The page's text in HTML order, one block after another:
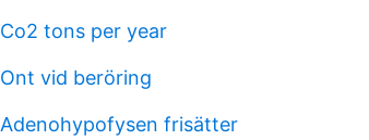
Co2 tons per year
Ont vid beröring
Adenohypofysen frisätter